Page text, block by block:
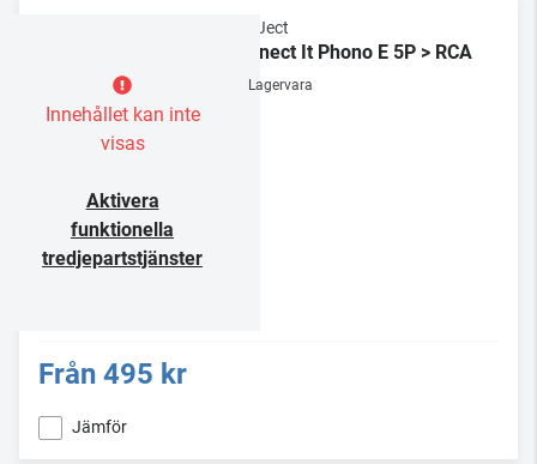
Innehållet kan inte
visas
Aktivera
funktionella
tredjepartstjänster
Pro-Ject
Connect It Phono E 5P > RCA
Lagervara
Från 495 kr
Jämför